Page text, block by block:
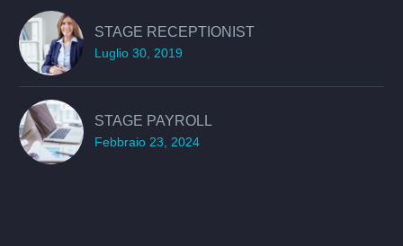
STAGE RECEPTIONIST
Luglio 30, 2019
STAGE PAYROLL
Febbraio 23, 2024